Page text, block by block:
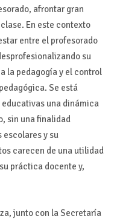
afrontar gran
En este contexto
entre el profesorado
su
la pedagogía y el control
Se está
una dinámica
sin una finalidad
y su
carecen de una utilidad
práctica docente y,
junto con la Secretaría